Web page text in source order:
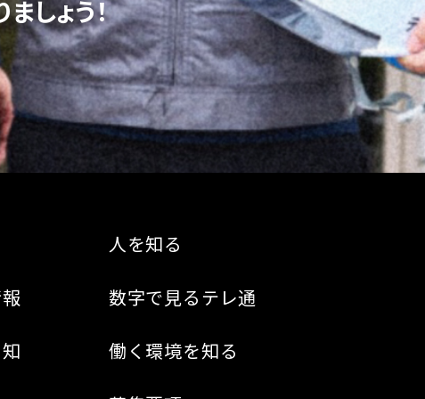
しょう！
人を知る
数字で見るテレ通
働く環境を知る